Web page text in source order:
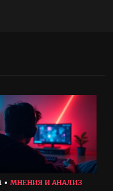
МНЕНИЯ И АНАЛИЗ